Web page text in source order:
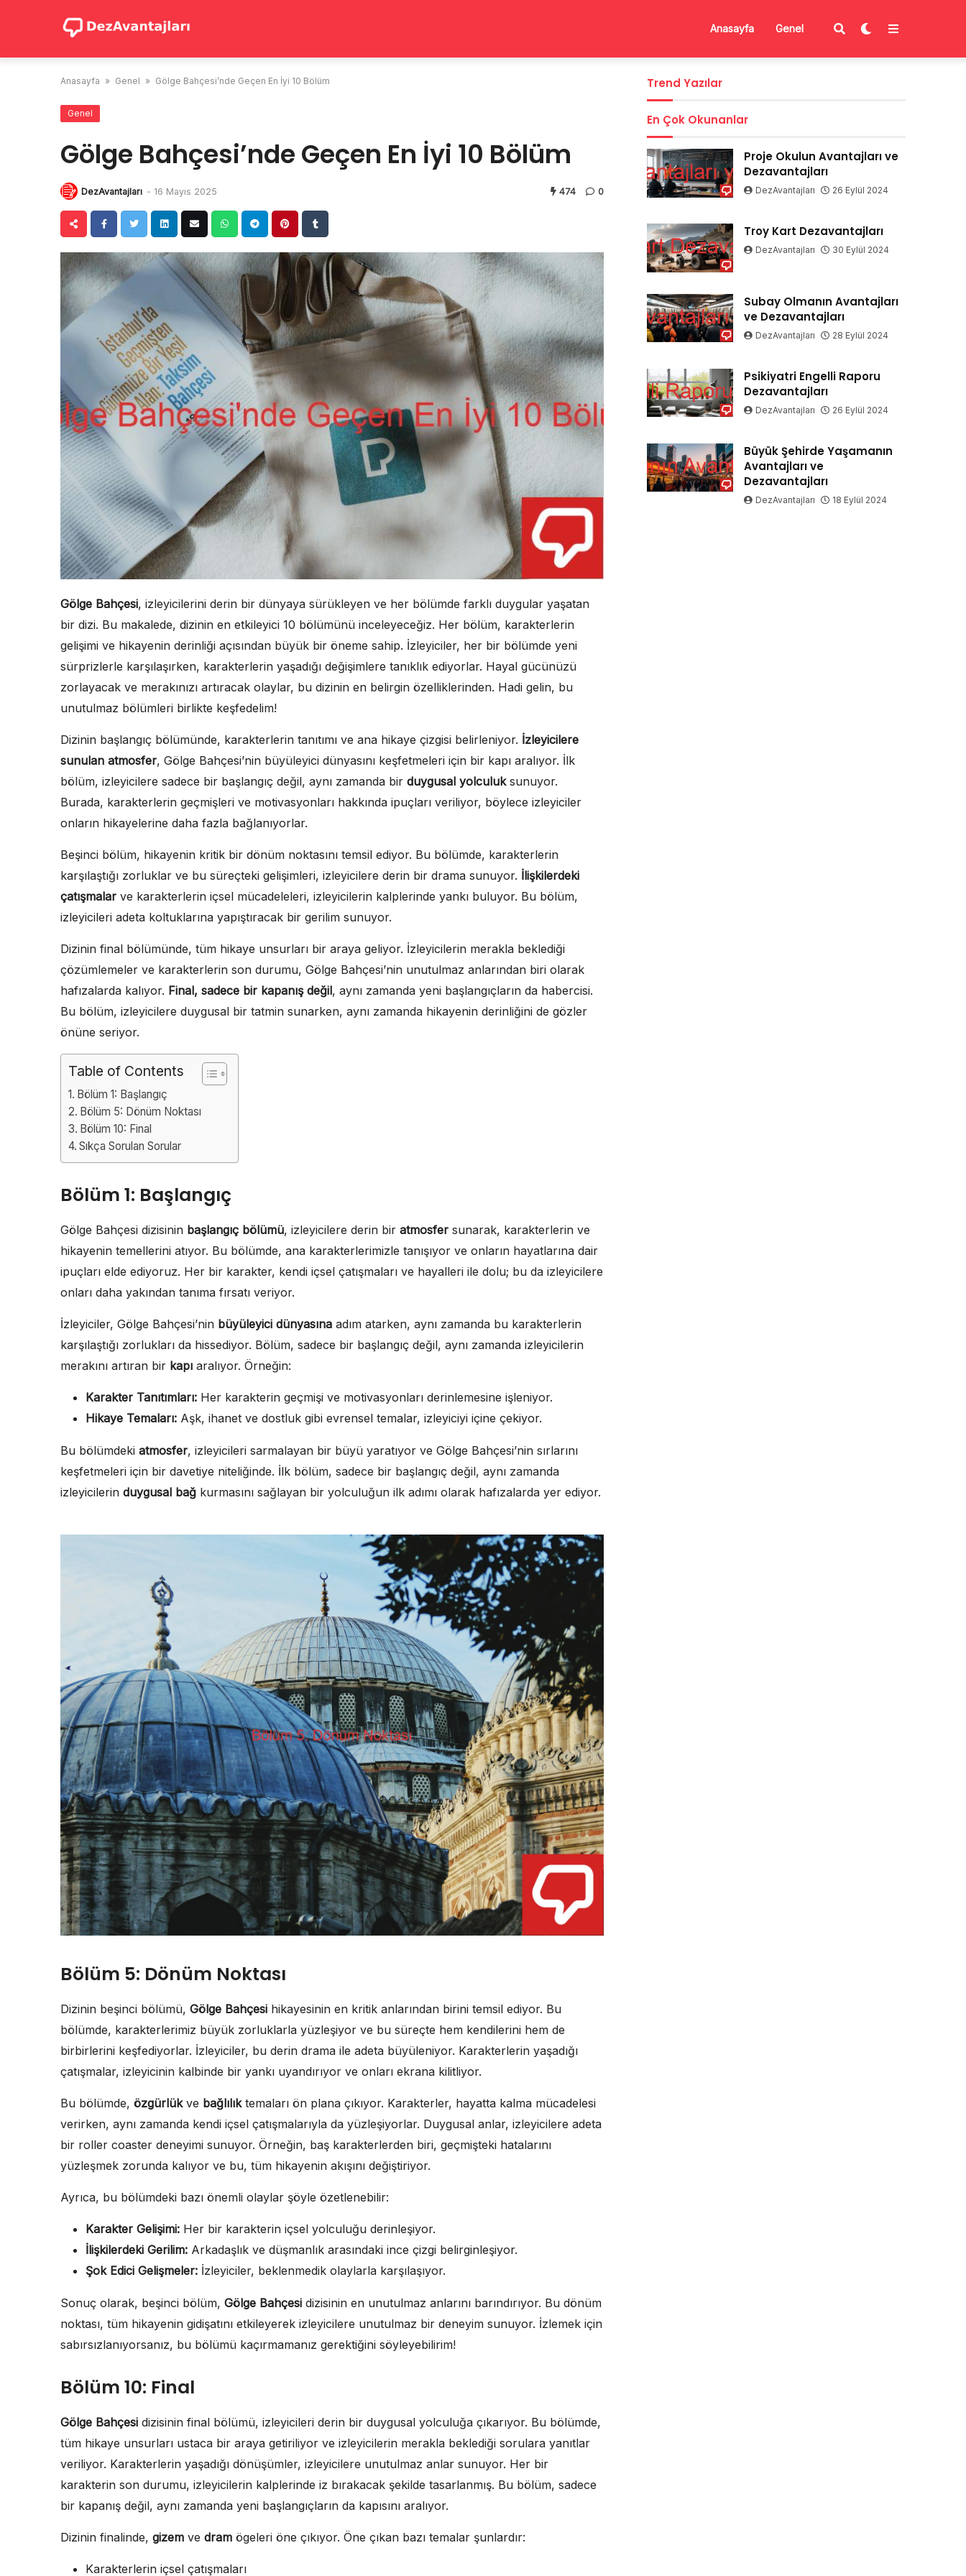
Anasayfa Genel
Anasayfa » Genel » Gölge Bahçesi’nde Geçen En İyi 10 Bölüm
Genel
Gölge Bahçesi’nde Geçen En İyi 10 Bölüm
DezAvantajları - 16 Mayıs 2025 474 0
Gölge Bahçesi, izleyicilerini derin bir dünyaya sürükleyen ve her bölümde farklı duygular yaşatan
bir dizi. Bu makalede, dizinin en etkileyici 10 bölümünü inceleyeceğiz. Her bölüm, karakterlerin
gelişimi ve hikayenin derinliği açısından büyük bir öneme sahip. İzleyiciler, her bir bölümde yeni
sürprizlerle karşılaşırken, karakterlerin yaşadığı değişimlere tanıklık ediyorlar. Hayal gücünüzü
zorlayacak ve merakınızı artıracak olaylar, bu dizinin en belirgin özelliklerinden. Hadi gelin, bu
unutulmaz bölümleri birlikte keşfedelim!
Dizinin başlangıç bölümünde, karakterlerin tanıtımı ve ana hikaye çizgisi belirleniyor. İzleyicilere
sunulan atmosfer, Gölge Bahçesi’nin büyüleyici dünyasını keşfetmeleri için bir kapı aralıyor. İlk
bölüm, izleyicilere sadece bir başlangıç değil, aynı zamanda bir duygusal yolculuksunuyor.
Burada, karakterlerin geçmişleri ve motivasyonları hakkında ipuçları veriliyor, böylece izleyiciler
onların hikayelerine daha fazla bağlanıyorlar.
Beşinci bölüm, hikayenin kritik bir dönüm noktasını temsil ediyor. Bu bölümde, karakterlerin
karşılaştığı zorluklar ve bu süreçteki gelişimleri, izleyicilere derin bir drama sunuyor. İlişkilerdeki
çatışmalar ve karakterlerin içsel mücadeleleri, izleyicilerin kalplerinde yankı buluyor. Bu bölüm,
izleyicileri adeta koltuklarına yapıştıracak bir gerilim sunuyor.
Dizinin final bölümünde, tüm hikaye unsurları bir araya geliyor. İzleyicilerin merakla beklediği
çözümlemeler ve karakterlerin son durumu, Gölge Bahçesi’nin unutulmaz anlarından biri olarak
hafızalarda kalıyor. Final, sadece bir kapanış değil, aynı zamanda yeni başlangıçların da habercisi.
Bu bölüm, izleyicilere duygusal bir tatmin sunarken, aynı zamanda hikayenin derinliğini de gözler
önüne seriyor.
Table of Contents
Bölüm 1: Başlangıç
Bölüm 5: Dönüm Noktası
Bölüm 10: Final
Sıkça Sorulan Sorular
Bölüm 1: Başlangıç
Gölge Bahçesi dizisinin başlangıç bölümü, izleyicilere derin bir atmosfer sunarak, karakterlerin ve
hikayenin temellerini atıyor. Bu bölümde, ana karakterlerimizle tanışıyor ve onların hayatlarına dair
ipuçları elde ediyoruz. Her bir karakter, kendi içsel çatışmaları ve hayalleri ile dolu; bu da izleyicilere
onları daha yakından tanıma fırsatı veriyor.
İzleyiciler, Gölge Bahçesi’nin büyüleyici dünyasına adım atarken, aynı zamanda bu karakterlerin
karşılaştığı zorlukları da hissediyor. Bölüm, sadece bir başlangıç değil, aynı zamanda izleyicilerin
merakını artıran bir kapı aralıyor. Örneğin:
Karakter Tanıtımları: Her karakterin geçmişi ve motivasyonları derinlemesine işleniyor.
Hikaye Temaları: Aşk, ihanet ve dostluk gibi evrensel temalar, izleyiciyi içine çekiyor.
Bu bölümdeki atmosfer, izleyicileri sarmalayan bir büyü yaratıyor ve Gölge Bahçesi’nin sırlarını
keşfetmeleri için bir davetiye niteliğinde. İlk bölüm, sadece bir başlangıç değil, aynı zamanda
izleyicilerin duygusal bağ kurmasını sağlayan bir yolculuğun ilk adımı olarak hafızalarda yer ediyor.
Bölüm 5: Dönüm Noktası
Dizinin beşinci bölümü, Gölge Bahçesi hikayesinin en kritik anlarından birini temsil ediyor. Bu
bölümde, karakterlerimiz büyük zorluklarla yüzleşiyor ve bu süreçte hem kendilerini hem de
birbirlerini keşfediyorlar. İzleyiciler, bu derin drama ile adeta büyüleniyor. Karakterlerin yaşadığı
çatışmalar, izleyicinin kalbinde bir yankı uyandırıyor ve onları ekrana kilitliyor.
Bu bölümde, özgürlükve bağlılıktemaları ön plana çıkıyor. Karakterler, hayatta kalma mücadelesi
verirken, aynı zamanda kendi içsel çatışmalarıyla da yüzleşiyorlar. Duygusal anlar, izleyicilere adeta
bir roller coaster deneyimi sunuyor. Örneğin, baş karakterlerden biri, geçmişteki hatalarını
yüzleşmek zorunda kalıyor ve bu, tüm hikayenin akışını değiştiriyor.
Ayrıca, bu bölümdeki bazı önemli olaylar şöyle özetlenebilir:
Karakter Gelişimi: Her bir karakterin içsel yolculuğu derinleşiyor.
İlişkilerdeki Gerilim: Arkadaşlık ve düşmanlık arasındaki ince çizgi belirginleşiyor.
Şok Edici Gelişmeler: İzleyiciler, beklenmedik olaylarla karşılaşıyor.
Sonuç olarak, beşinci bölüm, Gölge Bahçesi dizisinin en unutulmaz anlarını barındırıyor. Bu dönüm
noktası, tüm hikayenin gidişatını etkileyerek izleyicilere unutulmaz bir deneyim sunuyor. İzlemek için
sabırsızlanıyorsanız, bu bölümü kaçırmamanız gerektiğini söyleyebilirim!
Bölüm 10: Final
Gölge Bahçesi dizisinin final bölümü, izleyicileri derin bir duygusal yolculuğa çıkarıyor. Bu bölümde,
tüm hikaye unsurları ustaca bir araya getiriliyor ve izleyicilerin merakla beklediği sorulara yanıtlar
veriliyor. Karakterlerin yaşadığı dönüşümler, izleyicilere unutulmaz anlar sunuyor. Her bir
karakterin son durumu, izleyicilerin kalplerinde iz bırakacak şekilde tasarlanmış. Bu bölüm, sadece
bir kapanış değil, aynı zamanda yeni başlangıçların da kapısını aralıyor.
Dizinin finalinde, gizem ve dram ögeleri öne çıkıyor. Öne çıkan bazı temalar şunlardır:
Karakterlerin içsel çatışmaları
Trend Yazılar
En Çok Okunanlar
Proje Okulun Avantajları ve
Dezavantajları
DezAvantajları 26 Eylül 2024
Troy Kart Dezavantajları
DezAvantajları 30 Eylül 2024
Subay Olmanın Avantajları
ve Dezavantajları
DezAvantajları 28 Eylül 2024
Psikiyatri Engelli Raporu
Dezavantajları
DezAvantajları 26 Eylül 2024
Büyük Şehirde Yaşamanın
Avantajları ve
Dezavantajları
DezAvantajları 18 Eylül 2024